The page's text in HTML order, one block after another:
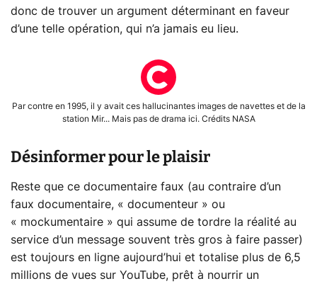
donc de trouver un argument déterminant en faveur
d’une telle opération, qui n’a jamais eu lieu.
Par contre en 1995, il y avait ces hallucinantes images de navettes et de la
station Mir... Mais pas de drama ici. Crédits NASA
Désinformer pour le plaisir
Reste que ce documentaire faux (au contraire d’un
faux documentaire, « documenteur » ou
« mockumentaire » qui assume de tordre la réalité au
service d’un message souvent très gros à faire passer)
est toujours en ligne aujourd’hui et totalise plus de 6,5
millions de vues sur YouTube, prêt à nourrir un